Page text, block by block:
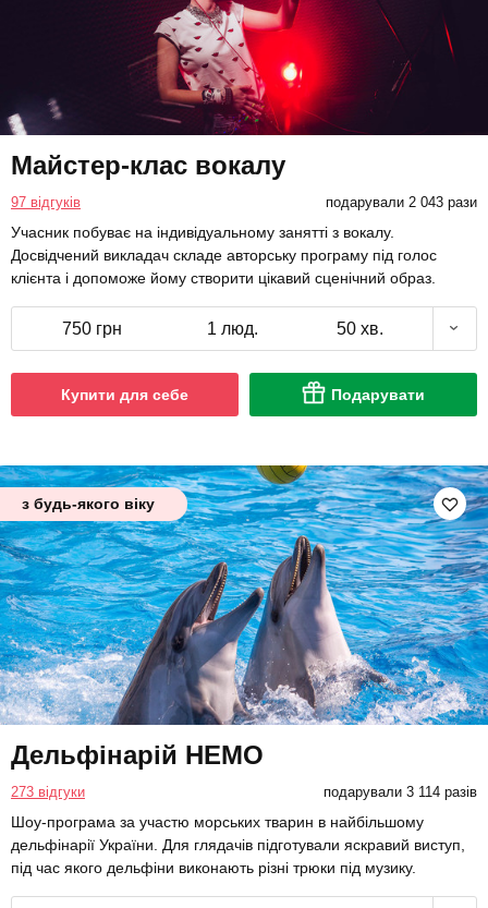
Майстер-клас вокалу
97 відгуків подарували 2 043 рази
Учасник побуває на індивідуальному занятті з вокалу.
Досвідчений викладач складе авторську програму під голос
клієнта і допоможе йому створити цікавий сценічний образ.
750 грн 1 люд. 50 хв.
Купити для себе Подарувати
з будь-якого віку
Дельфінарій НЕМО
273 відгуки подарували 3 114 разів
Шоу-програма за участю морських тварин в найбільшому
дельфінарії України. Для глядачів підготували яскравий виступ,
під час якого дельфіни виконають різні трюки під музику.